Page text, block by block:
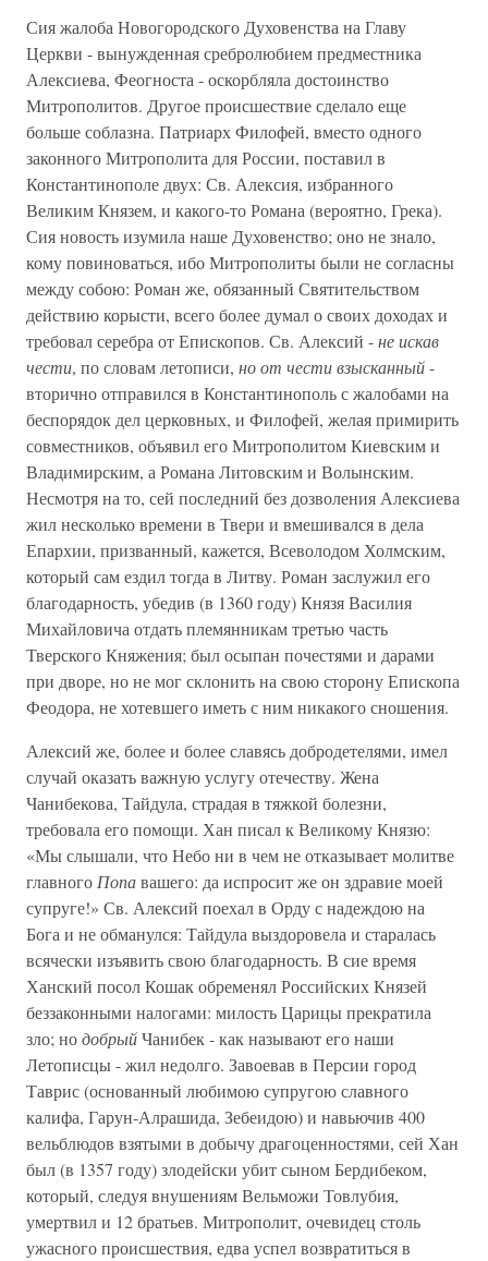
Сия жалоба Новогородского Духовенства на Главу
Церкви - вынужденная сребролюбием предместника
Алексиева, Феогноста - оскорбляла достоинство
Митрополитов. Другое происшествие сделало еще
больше соблазна. Патриарх Филофей, вместо одного
законного Митрополита для России, поставил в
Константинополе двух: Св. Алексия, избранного
Великим Князем, и какого-то Романа (вероятно, Грека).
Сия новость изумила наше Духовенство; оно не знало,
кому повиноваться, ибо Митрополиты были не согласны
между собою: Роман же, обязанный Святительством
действию корысти, всего более думал о своих доходах и
требовал серебра от Епископов. Св. Алексий -не искав
чести, по словам летописи, но от чести взысканный-
вторично отправился в Константинополь с жалобами на
беспорядок дел церковных, и Филофей, желая примирить
совместников, объявил его Митрополитом Киевским и
Владимирским, а Романа Литовским и Волынским.
Несмотря на то, сей последний без дозволения Алексиева
жил несколько времени в Твери и вмешивался в дела
Епархии, призванный, кажется, Всеволодом Холмским,
который сам ездил тогда в Литву. Роман заслужил его
благодарность, убедив (в 1360 году) Князя Василия
Михайловича отдать племянникам третью часть
Тверского Княжения; был осыпан почестями и дарами
при дворе, но не мог склонить на свою сторону Епископа
Феодора, не хотевшего иметь с ним никакого сношения.
Алексий же, более и более славясь добродетелями, имел
случай оказать важную услугу отечеству. Жена
Чанибекова, Тайдула, страдая в тяжкой болезни,
требовала его помощи. Хан писал к Великому Князю:
«Мы слышали, что Небо ни в чем не отказывает молитве
главного Попавашего: да испросит же он здравие моей
супруге!» Св. Алексий поехал в Орду с надеждою на
Бога и не обманулся: Тайдула выздоровела и старалась
всячески изъявить свою благодарность. В сие время
Ханский посол Кошак обременял Российских Князей
беззаконными налогами: милость Царицы прекратила
зло; нодобрыйЧанибек - как называют его наши
Летописцы - жил недолго. Завоевав в Персии город
Таврис (основанный любимою супругою славного
калифа, Гарун-Алрашида, Зебеидою) и навьючив 400
вельблюдов взятыми в добычу драгоценностями, сей Хан
был (в 1357 году) злодейски убит сыном Бердибеком,
который, следуя внушениям Вельможи Товлубия,
умертвил и 12 братьев. Митрополит, очевидец столь
ужасного происшествия, едва успел возвратиться в